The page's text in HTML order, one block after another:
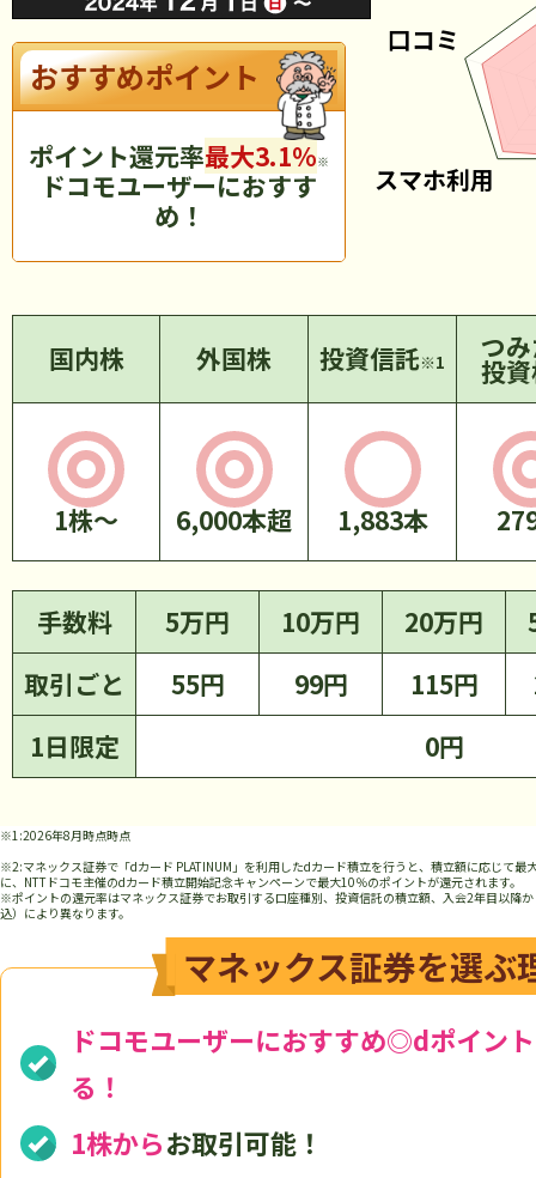
おすすめポイント
ポイント還元率 ※
ドコモユーザーにおすす
め！
国内株 外国株 投資信託※1 つ
投
1株～ 6,000本超
手数料 5万円 10万円 20万円
取引ごと
55円 99円 115円
1日限定
0円
※1:
時点
※2:マネックス証券で「dカード PLATINUM」を利用したdカード積立を行うと、積立額に応じて最
に、NTTドコモ主催のdカード積立開始記念キャンペーンで最大10％のポイントが還元されます。
※ポイントの還元率はマネックス証券でお取引する口座種別、投資信託の積立額、入会2年目以降
込）により異なります。
マネックス証券を選ぶ
ドコモユーザーにおすすめ◎dポイン
る！
1株からお取引可能！